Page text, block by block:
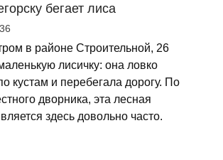
бегает лиса
36
в районе Строительной, 26
лисичку: она ловко
кустам и перебегала дорогу. По
дворника, эта лесная
здесь довольно часто.